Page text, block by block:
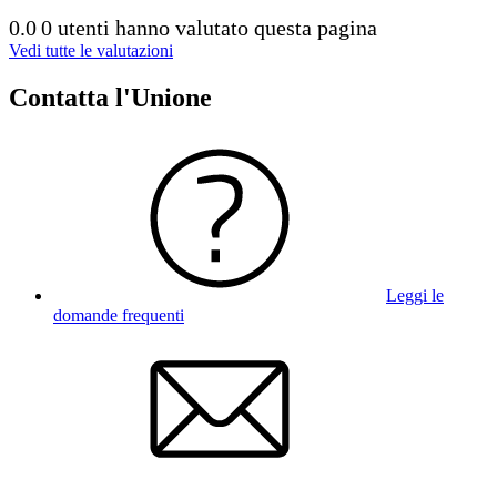
0.00 utenti hanno valutato questa pagina
Vedi tutte le valutazioni
Contatta l'Unione
Leggi le
domande frequenti